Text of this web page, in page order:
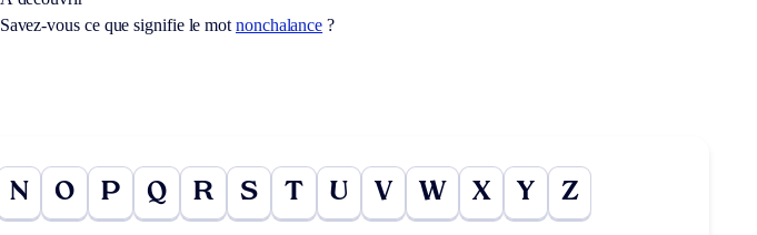
Savez-vous ce que signifie le motnonchalance ?
N O P Q R S T U V W X Y Z